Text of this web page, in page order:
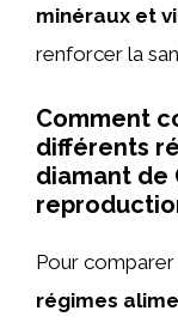
minéraux et
renforcer la
Comment
différents
diamant de
Pour comparer
régimes